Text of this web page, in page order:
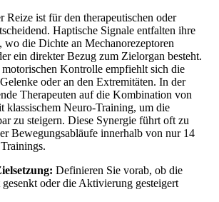
Reize ist für den therapeutischen oder
Haptische Signale entfalten ihre
wo die Dichte an Mechanorezeptoren
ein direkter Bezug zum Zielorgan besteht.
Kontrolle empfiehlt sich die
oder an den Extremitäten. In der
Therapeuten auf die Kombination von
klassischem Neuro-Training, um die
zu steigern. Diese Synergie führt oft zu
Bewegungsabläufe innerhalb von nur 14
Definieren Sie vorab, ob die
oder die Aktivierung gesteigert